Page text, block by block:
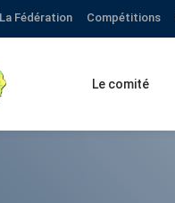
La Fédération Compétitions
Le comité